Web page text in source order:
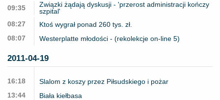
09:35
Związki żądają dyskusji - 'przerost administracji kończy
szpital'
08:27
Ktoś wygrał ponad 260 tys. zł.
08:07
Westerplatte młodości - (rekolekcje on-line 5)
2011-04-19
16:18
Slalom z koszy przez Piłsudskiego i pożar
13:44
Biała kiełbasa